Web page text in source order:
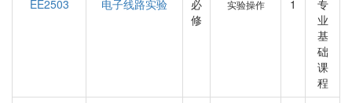
EE2503 电子线路实验
必
修
实验操作 1
专
业
基
础
课
程